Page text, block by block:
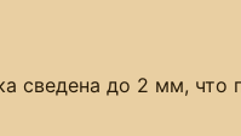
сведена до 2 мм, что